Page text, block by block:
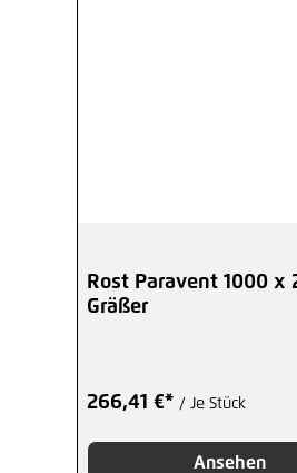
Rost Paravent 1000 x
Gräßer
266,41 €* / Je Stück
Ansehen